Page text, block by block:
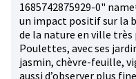
1685742875929-0"
un impact positif sur la
de la nature en ville très
Poulettes, avec ses
jasmin, chèvre-feuille,
aussi d’observer plus